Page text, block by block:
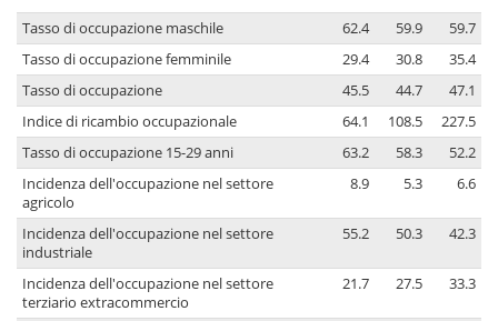
Tasso di occupazione maschile 62.4 59.9
59.7
Tasso di occupazione femminile
29.4 30.8
35.4
Tasso di occupazione
45.5 44.7
47.1
Indice di ricambio occupazionale
64.1 108.5
227.5
Tasso di occupazione 15-29 anni
63.2 58.3
52.2
Incidenza dell'occupazione nel settore
agricolo
8.9 5.3 6.6
Incidenza dell'occupazione nel settore
industriale
55.2 50.3 42.3
Incidenza dell'occupazione nel settore
terziario extracommercio
21.7 27.5 33.3